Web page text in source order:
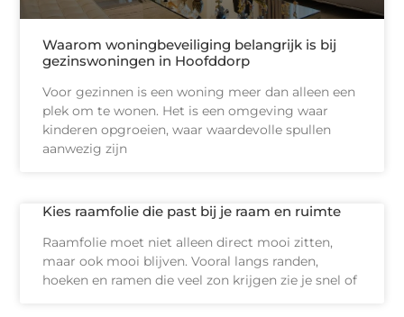
Waarom woningbeveiliging belangrijk is bij
gezinswoningen in Hoofddorp
Voor gezinnen is een woning meer dan alleen een
plek om te wonen. Het is een omgeving waar
kinderen opgroeien, waar waardevolle spullen
aanwezig zijn
Kies raamfolie die past bij je raam en ruimte
Raamfolie moet niet alleen direct mooi zitten,
maar ook mooi blijven. Vooral langs randen,
hoeken en ramen die veel zon krijgen zie je snel of